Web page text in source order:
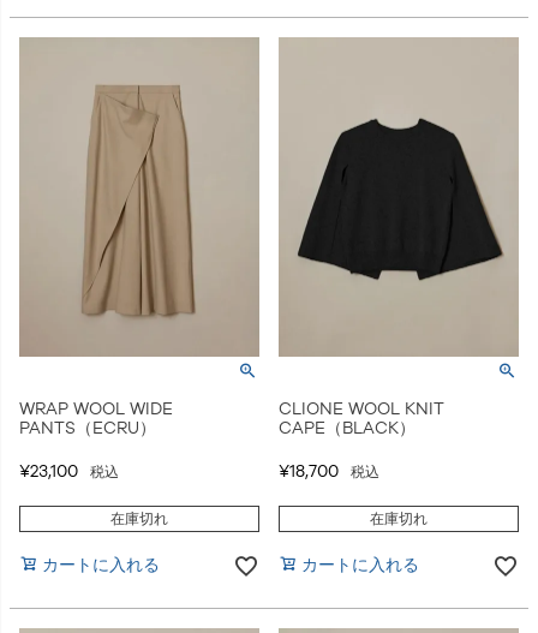
WRAP WOOL WIDE
PANTS（ECRU）
¥23,100 税込
在庫切れ
カートに入れる
CLIONE WOOL KNIT
CAPE（BLACK）
¥18,700 税込
在庫切れ
カートに入れる